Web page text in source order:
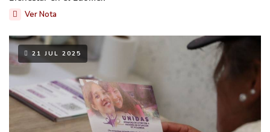
Ver Nota
21 JUL 2025